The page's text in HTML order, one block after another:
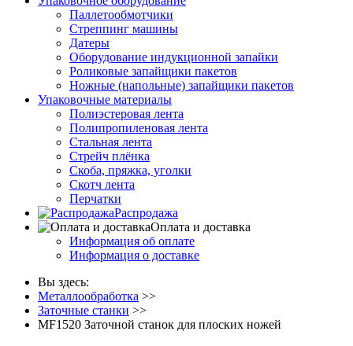
Паллетообмотчики
Стреппинг машины
Датеры
Оборудование индукционной запайки
Роликовые запайщики пакетов
Ножные (напольные) запайщики пакетов
Упаковочные материалы
Полиэстеровая лента
Полипропиленовая лента
Стальная лента
Стрейч плёнка
Скоба, пряжка, уголки
Скотч лента
Перчатки
Распродажа
Оплата и доставка
Информация об оплате
Информация о доставке
Вы здесь:
Металлообработка >>
Заточные станки >>
MF1520 Заточной станок для плоских ножей